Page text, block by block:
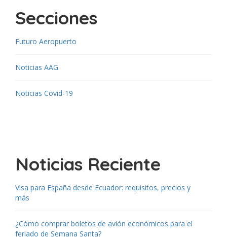
Secciones
Futuro Aeropuerto
Noticias AAG
Noticias Covid-19
Noticias Reciente
Visa para España desde Ecuador: requisitos, precios y
más
¿Cómo comprar boletos de avión económicos para el
feriado de Semana Santa?